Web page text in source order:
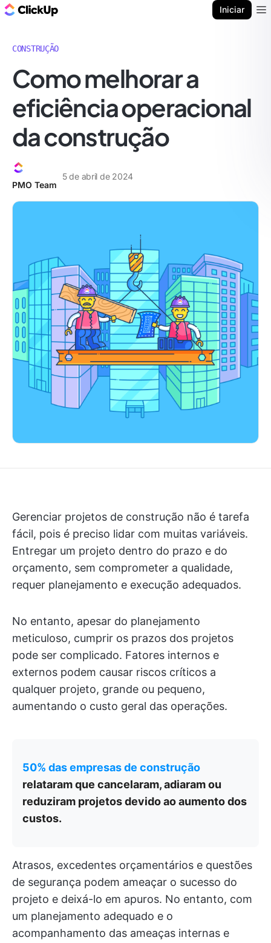
Iniciar
CONSTRUÇÃO
Como melhorar a
eficiência operacional
da construção
PMO Team
5 de abril de 2024
Gerenciar projetos de construção não é tarefa
fácil, pois é preciso lidar com muitas variáveis.
Entregar um projeto dentro do prazo e do
orçamento, sem comprometer a qualidade,
requer planejamento e execução adequados.
No entanto, apesar do planejamento
meticuloso, cumprir os prazos dos projetos
pode ser complicado. Fatores internos e
externos podem causar riscos críticos a
qualquer projeto, grande ou pequeno,
aumentando o custo geral das operações.
50% das empresas de construção
relataram que cancelaram, adiaram ou
reduziram projetos devido ao aumento dos
custos.
Atrasos, excedentes orçamentários e questões
de segurança podem ameaçar o sucesso do
projeto e deixá-lo em apuros. No entanto, com
um planejamento adequado e o
acompanhamento das ameaças internas e